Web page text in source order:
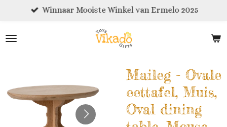
naar
Winnaar Mooiste Winkel van Ermelo 2025
Maileg - Ovale
eettafel, Muis,
Oval dining